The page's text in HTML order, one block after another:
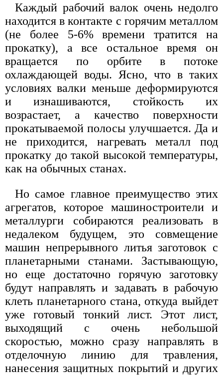
Каждый рабочий валок очень недолго
находится в контакте с горячим металлом
(не более 5-6% времени тратится на
прокатку), а все остальное время он
вращается по орбите в потоке
охлаждающей воды. Ясно, что в таких
условиях валки меньше деформируются
и изнашиваются, стойкость их
возрастает, а качество поверхности
прокатываемой полосы улучшается. Да и
не приходится, нагревать металл под
прокатку до такой высокой температуры,
как на обычных станах.
Но самое главное преимущество этих
агрегатов, которое машиностроители и
металлурги собираются реализовать в
недалеком будущем, это совмещение
машин непрерывного литья заготовок с
планетарными станами. Застывающую,
но еще достаточно горячую заготовку
будут направлять и задавать в рабочую
клеть планетарного стана, откуда выйдет
уже готовый тонкий лист. Этот лист,
выходящий с очень небольшой
скоростью, можно сразу направлять в
отделочную линию для травления,
нанесения защитных покрытий и других